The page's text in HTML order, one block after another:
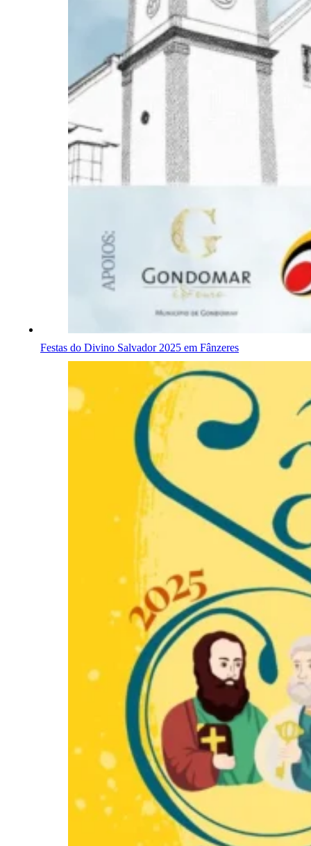
Festas do Divino Salvador 2025 em Fânzeres